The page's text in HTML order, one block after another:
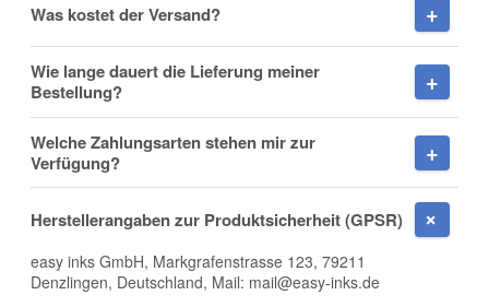
Nachname
Firma
Was kostet der Versand?
Wie lange dauert die Lieferung meiner
Bestellung?
Welche Zahlungsarten stehen mir zur
Verfügung?
Herstellerangaben zur Produktsicherheit (GPSR)
easy inks GmbH, Markgrafenstrasse 123, 79211
Denzlingen, Deutschland, Mail: mail@easy-inks.de